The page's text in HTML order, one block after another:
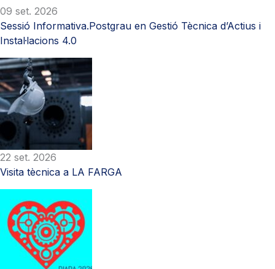
09 set. 2026
Sessió Informativa.Postgrau en Gestió Tècnica d’Actius i
Instal·lacions 4.0
22 set. 2026
Visita tècnica a LA FARGA